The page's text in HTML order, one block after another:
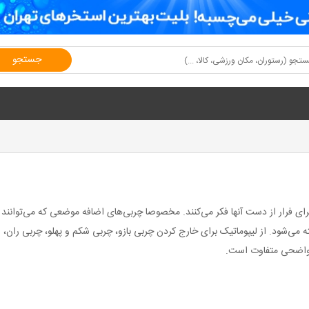
جستجو
فرار از دست آنها فکر می‌کنند. مخصوصا چربی‌های اضافه موضعی که می‌توانند
از لیپوماتیک برای خارج کردن چربی بازو، چربی شکم و پهلو، چربی
واضحی متفاوت است.